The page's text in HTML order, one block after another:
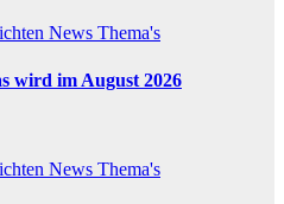
News Thema's
wird im August 2026
News Thema's